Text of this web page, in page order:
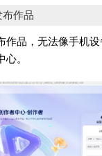
作品
作品，无法像手机
。